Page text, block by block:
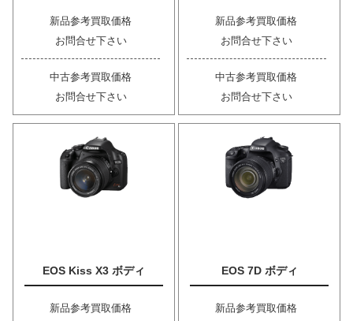
新品参考買取価格
お問合せ下さい
中古参考買取価格
お問合せ下さい
新品参考買取価格
お問合せ下さい
中古参考買取価格
お問合せ下さい
EOS Kiss X3 ボディ
新品参考買取価格
EOS 7D ボディ
新品参考買取価格